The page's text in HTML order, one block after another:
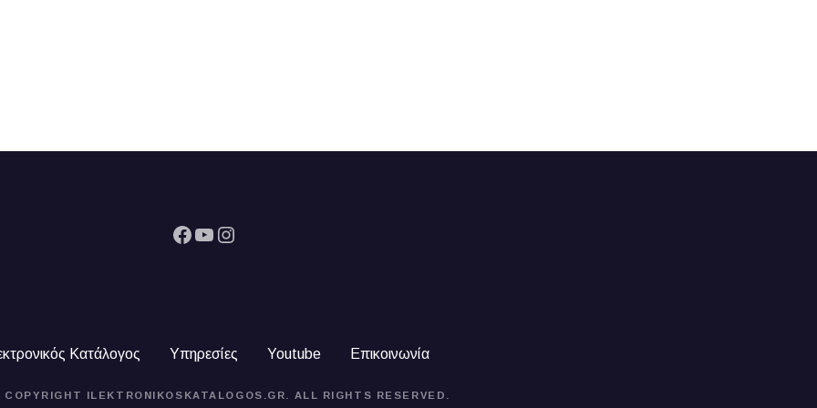
Facebook YouTube Instagram
Κατάλογος Υπηρεσίες Youtube Επικοινωνία
COPYRIGHT ILEKTRONIKOSKATALOGOS.GR. ALL RIGHTS RESERVED.